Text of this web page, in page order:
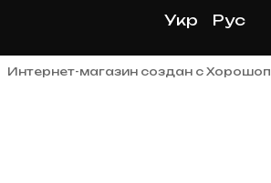
Укр Рус
Интернет-магазин создан с Хорошоп